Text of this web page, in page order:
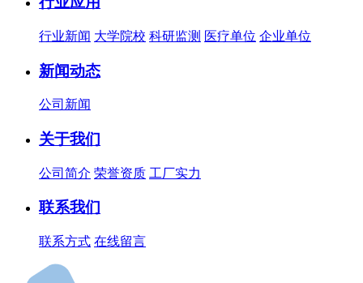
行业新闻 大学院校 科研监测 医疗单位 企业单位
新闻动态
公司新闻
关于我们
公司简介 荣誉资质 工厂实力
联系我们
联系方式 在线留言